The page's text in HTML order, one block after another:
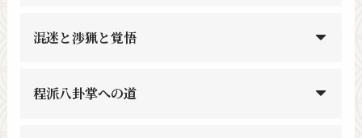
混迷と渉猟と覚悟
程派八卦掌への道